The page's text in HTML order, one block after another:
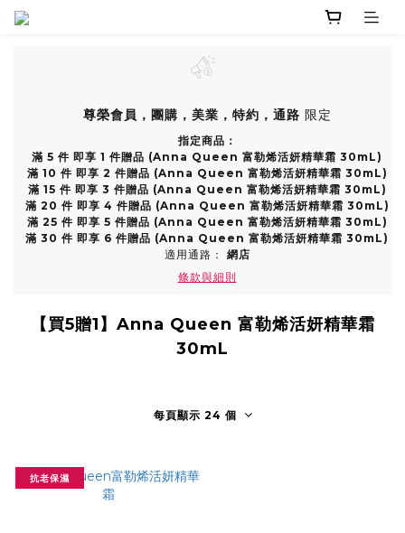
尊榮會員，團購，美業，特約，通路 限定
指定商品：
滿 5 件 即享 1 件贈品 (Anna Queen 富勒烯活妍精華霜 30mL)
滿 10 件 即享 2 件贈品 (Anna Queen 富勒烯活妍精華霜 30mL)
滿 15 件 即享 3 件贈品 (Anna Queen 富勒烯活妍精華霜 30mL)
滿 20 件 即享 4 件贈品 (Anna Queen 富勒烯活妍精華霜 30mL)
滿 25 件 即享 5 件贈品 (Anna Queen 富勒烯活妍精華霜 30mL)
滿 30 件 即享 6 件贈品 (Anna Queen 富勒烯活妍精華霜 30mL)
適用通路： 網店
條款與細則
【買5贈1】Anna Queen 富勒烯活妍精華霜
30mL
每頁顯示 24 個
抗老保濕